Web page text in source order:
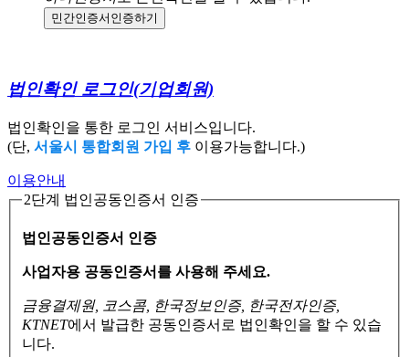
민간인증서 인증하기
법인확인 로그인(기업회원)
법인확인을 통한 로그인 서비스입니다.
(단, 서울시 통합회원 가입 후 이용가능합니다.)
이용안내
2단계 법인공동인증서 인증
법인공동인증서 인증
사업자용 공동인증서를 사용해 주세요.
금융결제원, 코스콤, 한국정보인증, 한국전자인증,
KTNET에서 발급한 공동인증서로 법인확인을 할 수 있습
니다.